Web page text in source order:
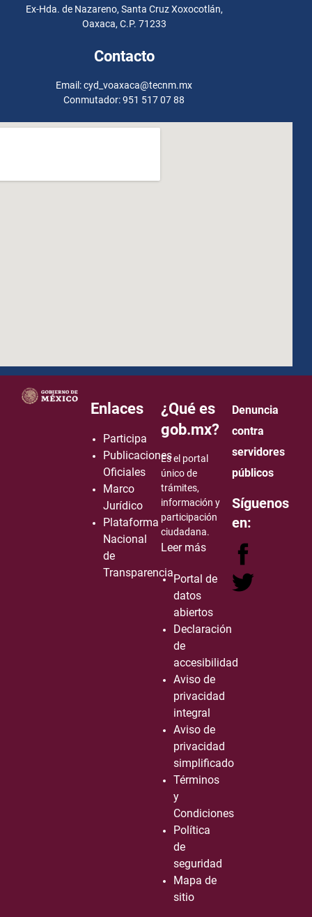
Ex-Hda. de Nazareno, Santa Cruz Xoxocotlán,
Oaxaca, C.P. 71233
Contacto
Email: cyd_voaxaca@tecnm.mx
Conmutador: 951 517 07 88
how to embed google map in website
Enlaces
Participa
Publicaciones
Oficiales
Marco
Jurídico
Plataforma
Nacional
de
Transparencia
¿Qué es
gob.mx?
Es el portal
único de
trámites,
información y
participación
ciudadana.
Leer más
Portal de
datos
abiertos
Declaración
de
accesibilidad
Aviso de
privacidad
integral
Aviso de
privacidad
simplificado
Términos
y
Condiciones
Política
de
seguridad
Mapa de
sitio
Denuncia
contra
servidores
públicos
Síguenos
en: